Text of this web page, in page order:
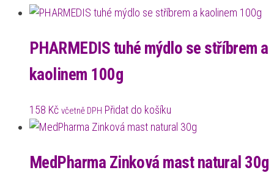
PHARMEDIS tuhé mýdlo se stříbrem a
kaolinem 100g
158 Kč včetně DPH Přidat do košíku
MedPharma Zinková mast natural 30g